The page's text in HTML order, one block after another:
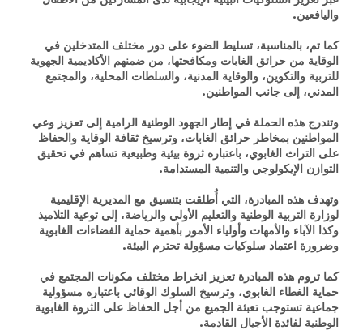
واليافعين.
كما تم، بالمناسبة، تسليط الضوء على دور مختلف المتدخلين في
الوقاية من حرائق الغابات ومكافحتها، من ضمنهم الأكاديمية الجهوية
للتربية والتكوين، والوقاية المدنية، والسلطات المحلية، والمجتمع
المدني، إلى جانب المواطنين.
وتندرج هذه الحملة في إطار الجهود الوطنية الرامية إلى تعزيز وعي
المواطنين بمخاطر حرائق الغابات، وترسيخ ثقافة الوقاية والحفاظ
على التراث الغابوي، باعتباره ثروة بيئية وطبيعية تساهم في تحقيق
التوازن الإيكولوجي والتنمية المستدامة.
وتهدف هذه المبادرة، التي أُطلقت بتنسيق مع المديرية الإقليمية
لوزارة التربية الوطنية والتعليم الأولي والرياضة، إلى توعية التلاميذ
وكذا الآباء والأمهات وأولياء الأمور بأهمية حماية الفضاءات الغابوية
وضرورة اعتماد سلوكيات مسؤولة تحترم البيئة.
كما تروم هذه المبادرة تعزيز انخراط مختلف مكونات المجتمع في
حماية الغطاء الغابوي، وترسيخ السلوك الوقائي باعتباره مسؤولية
جماعية تستوجب تعبئة الجميع من أجل الحفاظ على الثروة الغابوية
الوطنية لفائدة الأجيال القادمة.